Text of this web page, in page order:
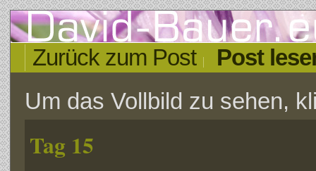
Zurück zum Post
Post
Um das Vollbild zu sehen,
Tag 15